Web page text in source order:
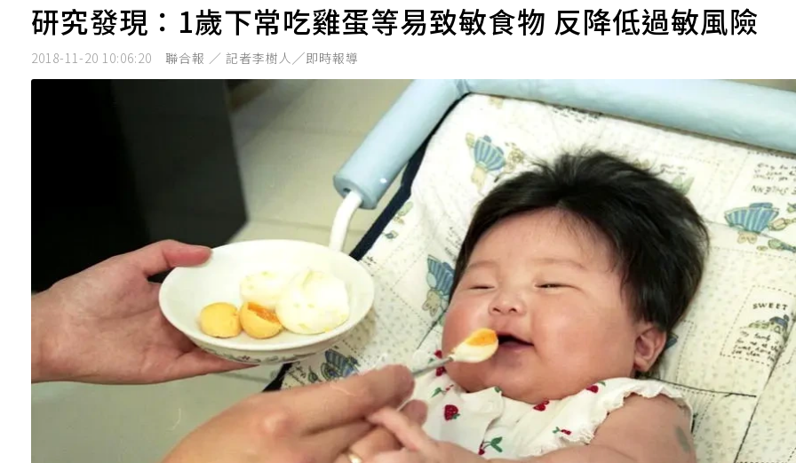
研究發現：1歲下常吃雞蛋等易致敏食物 反降低過敏風險
2018-11-20 10:06:20 聯合報 ／ 記者李樹人╱即時報導